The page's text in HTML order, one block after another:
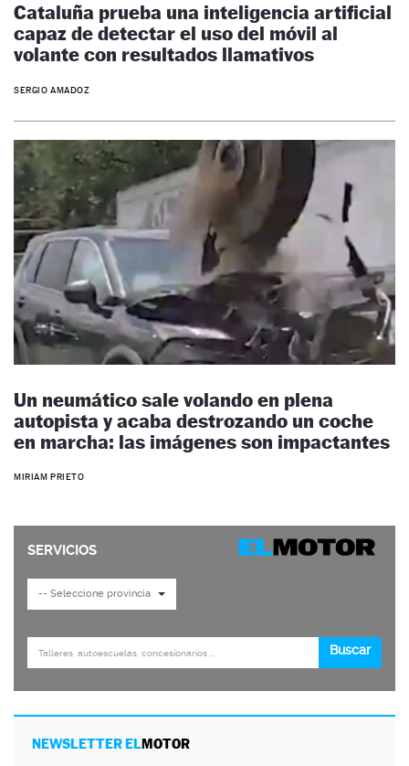
Cataluña prueba una inteligencia artificial
capaz de detectar el uso del móvil al
volante con resultados llamativos
SERGIO AMADOZ
Un neumático sale volando en plena
autopista y acaba destrozando un coche
en marcha: las imágenes son impactantes
MIRIAM PRIETO
NEWSLETTER ELMOTOR